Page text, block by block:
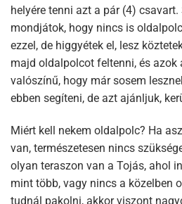
helyére tenni azt a pár (4)
mondjátok, hogy nincs is
ezzel, de higgyétek el, lesz
majd oldalpolcot feltenni, és azok
valószínű, hogy már sosem
ebben segíteni, de azt ajánljuk,
Miért kell nekem oldalpolc? Ha
van, természetesen nincs
olyan teraszon van a Tojás, ahol
mint több, vagy nincs a közelben
tudnál pakolni, akkor viszont